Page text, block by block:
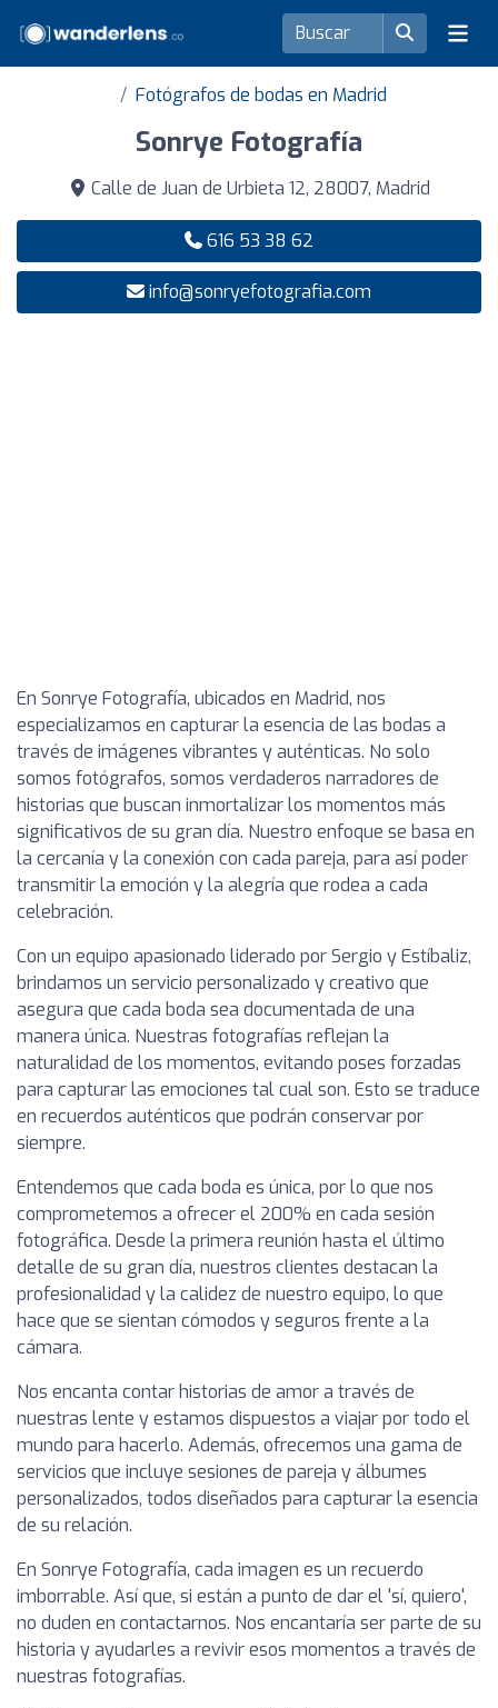
Fotógrafos de bodas en Madrid
Sonrye Fotografía
Calle de Juan de Urbieta 12, 28007, Madrid
616 53 38 62
info@sonryefotografia.com
En Sonrye Fotografía, ubicados en Madrid, nos
especializamos en capturar la esencia de las bodas a
través de imágenes vibrantes y auténticas. No solo
somos fotógrafos, somos verdaderos narradores de
historias que buscan inmortalizar los momentos más
significativos de su gran día. Nuestro enfoque se basa en
la cercanía y la conexión con cada pareja, para así poder
transmitir la emoción y la alegría que rodea a cada
celebración.
Con un equipo apasionado liderado por Sergio y Estíbaliz,
brindamos un servicio personalizado y creativo que
asegura que cada boda sea documentada de una
manera única. Nuestras fotografías reflejan la
naturalidad de los momentos, evitando poses forzadas
para capturar las emociones tal cual son. Esto se traduce
en recuerdos auténticos que podrán conservar por
siempre.
Entendemos que cada boda es única, por lo que nos
comprometemos a ofrecer el 200% en cada sesión
fotográfica. Desde la primera reunión hasta el último
detalle de su gran día, nuestros clientes destacan la
profesionalidad y la calidez de nuestro equipo, lo que
hace que se sientan cómodos y seguros frente a la
cámara.
Nos encanta contar historias de amor a través de
nuestras lente y estamos dispuestos a viajar por todo el
mundo para hacerlo. Además, ofrecemos una gama de
servicios que incluye sesiones de pareja y álbumes
personalizados, todos diseñados para capturar la esencia
de su relación.
En Sonrye Fotografía, cada imagen es un recuerdo
imborrable. Así que, si están a punto de dar el 'sí, quiero',
no duden en contactarnos. Nos encantaría ser parte de su
historia y ayudarles a revivir esos momentos a través de
nuestras fotografías.